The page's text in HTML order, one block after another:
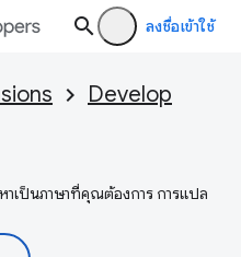
ลงชื่อเข้าใช้
Develop
าเป็นภาษาที่คุณต้องการ การแปล